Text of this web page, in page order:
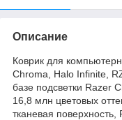
Описание
Коврик для
Chroma, Halo Infinite,
базе подсветки Razer
16,8 млн цветовых
тканевая